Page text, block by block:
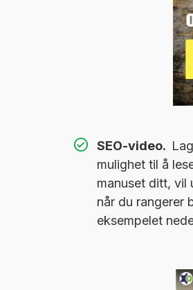
SEO-video.
mulighet til å
manuset ditt,
når du rangerer
eksempelet